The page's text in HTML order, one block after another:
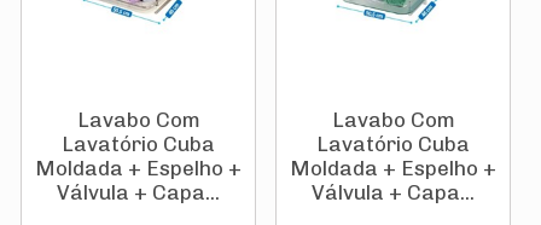
Lavabo Com
Lavatório Cuba
Moldada + Espelho +
Válvula + Capa...
Lavabo Com
Lavatório Cuba
Moldada + Espelho +
Válvula + Capa...